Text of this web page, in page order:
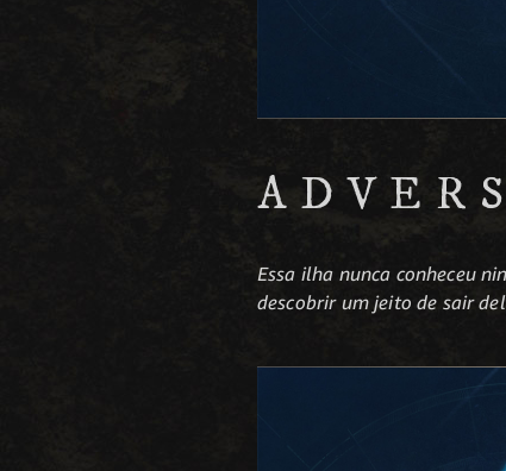
Essa ilha nunca conheceu
descobrir um jeito de sair